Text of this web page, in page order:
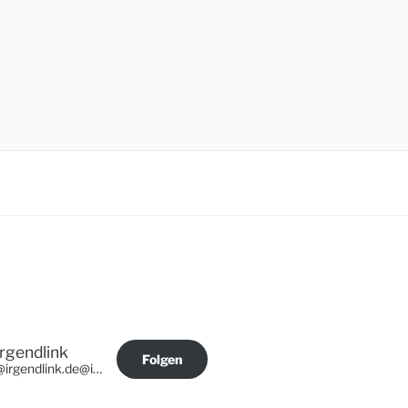
@irgendlink.de@irgendlink.de
Folgen